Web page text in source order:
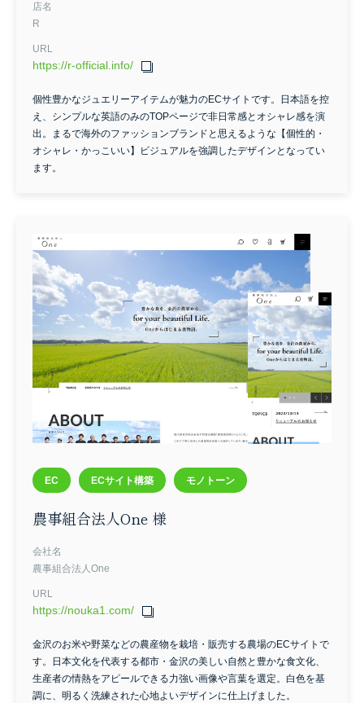
店名
R
URL
https://r-official.info/
個性豊かなジュエリーアイテムが魅力のECサイトです。日本語を控
え、シンプルな英語のみのTOPページで非日常感とオシャレ感を演
出。まるで海外のファッションブランドと思えるような【個性的・
オシャレ・かっこいい】ビジュアルを強調したデザインとなってい
ます。
EC ECサイト構築 モノトーン
農事組合法人One 様
会社名
農事組合法人One
URL
https://nouka1.com/
金沢のお米や野菜などの農産物を栽培・販売する農場のECサイトで
す。日本文化を代表する都市・金沢の美しい自然と豊かな食文化、
生産者の情熱をアピールできる力強い画像や言葉を選定。白色を基
調に、明るく洗練された心地よいデザインに仕上げました。
業種
不動産関連
コーポレート
ハウスクリーニング ヘアサロン
ペット関連 リラクゼーション 士業 リフォーム
歯医者 治療院 結婚相談所 自動車関連 葬儀
採用 セミナー その他
サイトカラー
ブルー グリーン ベージュ レッド
イエロー オレンジ グレー ブラック
ホワイト パープル ピンク モノトーン
カラフル
検索する